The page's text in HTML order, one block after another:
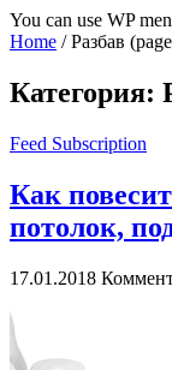
You can use WP
Home /Разбав
Категория:
Feed Subscription
Как
потолок,
17.01.2018